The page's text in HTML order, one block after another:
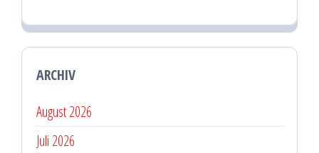
ARCHIV
August 2026
Juli 2026